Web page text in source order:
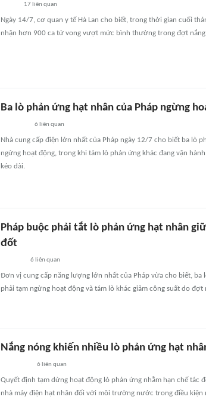
17 liên quan
Ngày 14/7, cơ quan y tế Hà Lan cho biết, trong thời gian cuối
nhận hơn 900 ca tử vong vượt mức bình thường trong đợt nắng
Ba lò phản ứng hạt nhân của Pháp ngừng
6 liên quan
Nhà cung cấp điện lớn nhất của Pháp ngày 12/7 cho biết ba lò
ngừng hoạt động, trong khi tám lò phản ứng khác đang vận
kéo dài.
Pháp buộc phải tắt lò phản ứng hạt nhân
đốt
6 liên quan
Đơn vị cung cấp năng lượng lớn nhất của Pháp vừa cho biết, ba
phải tạm ngừng hoạt động và tám lò khác giảm công suất do đợt
Nắng nóng khiến nhiều lò phản ứng hạt
6 liên quan
Quyết định tạm dừng hoạt động lò phản ứng nhằm hạn chế tác
nhà máy điện hạt nhân đối với môi trường nước trong điều kiện